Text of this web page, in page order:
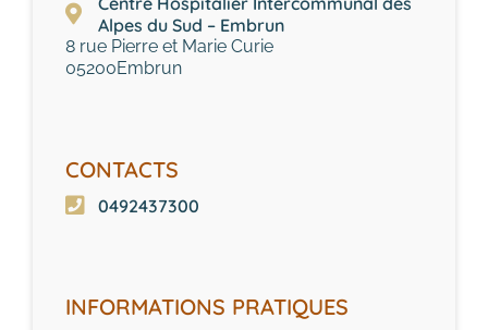
Alpes du Sud – Embrun
8 rue Pierre et Marie Curie
05200Embrun
CONTACTS
0492437300
INFORMATIONS PRATIQUES